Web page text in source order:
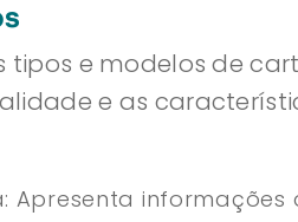
tipos e modelos de
e as
informações